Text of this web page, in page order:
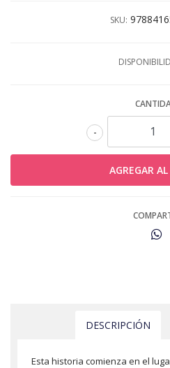
SKU:
-
DESCRIPCIÓN
Esta historia comienza en el